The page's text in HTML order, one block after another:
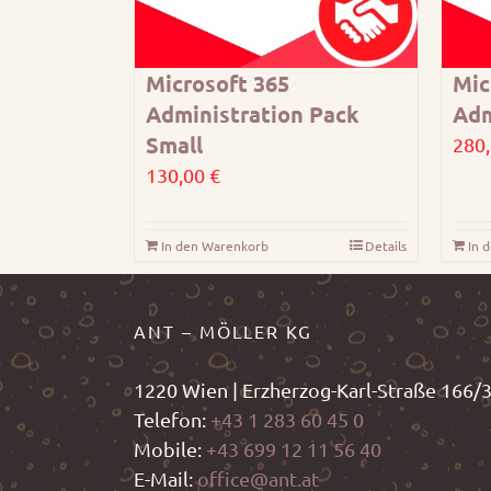
Microsoft 365
Administration Pack
Small
130,00€
In den Warenkorb Details In
ANT – MÖLLER KG
1220 Wien | Erzherzog-Karl-Straße 166/
Telefon: +43 1 283 60 45 0
Mobile: +43 699 12 11 56 40
E-Mail:office@ant.at